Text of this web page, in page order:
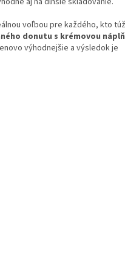
voľbou pre každého, kto
donutu s krémovou
výhodnejšie a výsledok je